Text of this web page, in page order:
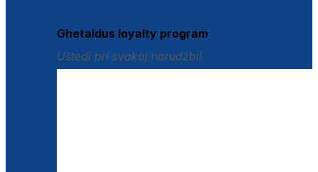
Ghetaldus loyalty program
Uštedi pri svakoj narudžbi!